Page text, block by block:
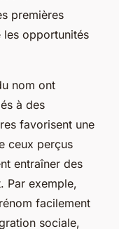
premières
les opportunités
nom ont
à des
favorisent une
ceux perçus
entraîner des
Par exemple,
facilement
sociale,